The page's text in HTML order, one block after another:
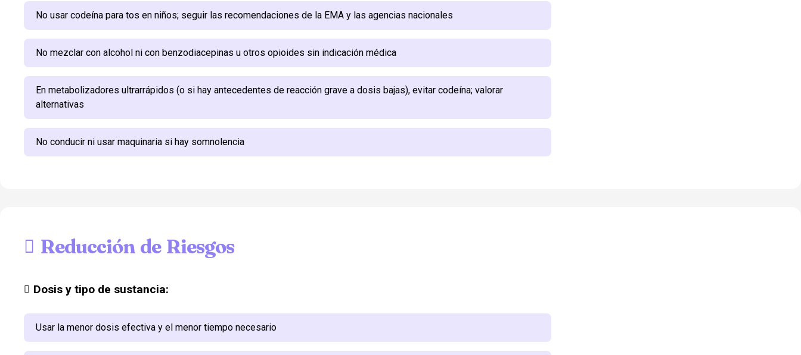
No usar codeína para tos en niños; seguir las recomendaciones de la EMA y las agencias nacionales
No mezclar con alcohol ni con benzodiacepinas u otros opioides sin indicación médica
En metabolizadores ultrarrápidos (o si hay antecedentes de reacción grave a dosis bajas), evitar codeína; valorar
alternativas
No conducir ni usar maquinaria si hay somnolencia
Reducción de Riesgos
Dosis y tipo de sustancia:
Usar la menor dosis efectiva y el menor tiempo necesario